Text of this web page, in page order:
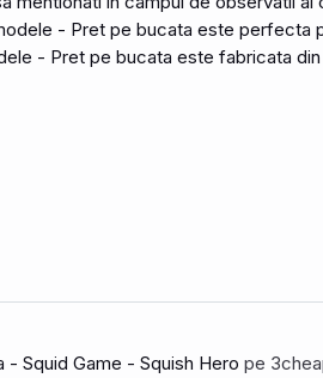
- Pret pe bucata este perfecta
- Pret pe bucata este fabricata
- Squid Game - Squish Hero pe